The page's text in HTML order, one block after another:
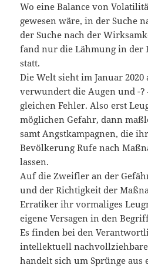
Wo eine Balance von
gewesen wäre, in der Suche
der Suche nach der
fand nur die Lähmung in der
statt.
Die Welt sieht im Januar
verwundert die Augen und -
gleichen Fehler. Also erst
möglichen Gefahr, dann
samt Angstkampagnen, die
Bevölkerung Rufe nach
lassen.
Auf die Zweifler an der
und der Richtigkeit der
Erratiker ihr vormaliges
eigene Versagen in den
Es finden bei den
intellektuell
handelt sich um Sprünge aus